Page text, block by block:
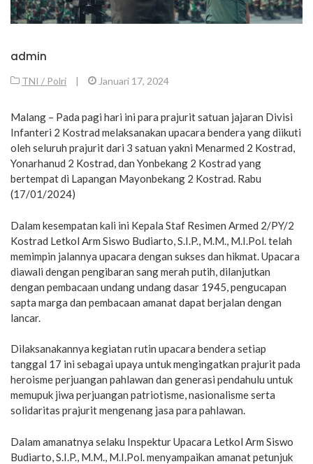
admin
TNI / Polri | Januari 17, 2024
Malang – Pada pagi hari ini para prajurit satuan jajaran Divisi
Infanteri 2 Kostrad melaksanakan upacara bendera yang diikuti
oleh seluruh prajurit dari 3 satuan yakni Menarmed 2 Kostrad,
Yonarhanud 2 Kostrad, dan Yonbekang 2 Kostrad yang
bertempat di Lapangan Mayonbekang 2 Kostrad. Rabu
(17/01/2024)
Dalam kesempatan kali ini Kepala Staf Resimen Armed 2/PY/2
Kostrad Letkol Arm Siswo Budiarto, S.I.P., M.M., M.I.Pol. telah
memimpin jalannya upacara dengan sukses dan hikmat. Upacara
diawali dengan pengibaran sang merah putih, dilanjutkan
dengan pembacaan undang undang dasar 1945, pengucapan
sapta marga dan pembacaan amanat dapat berjalan dengan
lancar.
Dilaksanakannya kegiatan rutin upacara bendera setiap
tanggal 17 ini sebagai upaya untuk mengingatkan prajurit pada
heroisme perjuangan pahlawan dan generasi pendahulu untuk
memupuk jiwa perjuangan patriotisme, nasionalisme serta
solidaritas prajurit mengenang jasa para pahlawan.
Dalam amanatnya selaku Inspektur Upacara Letkol Arm Siswo
Budiarto, S.I.P., M.M., M.I.Pol. menyampaikan amanat petunjuk